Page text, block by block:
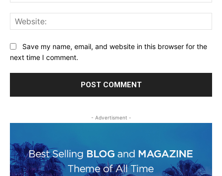
Save my name, email, and website in this browser for the
next time I comment.
- Advertisment -